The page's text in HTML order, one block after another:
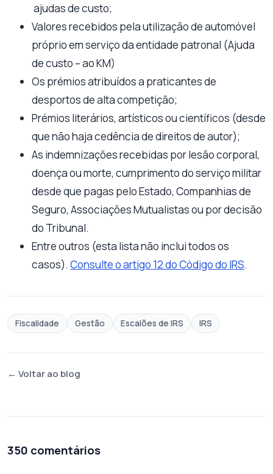
ajudas de custo;
Valores recebidos pela utilização de automóvel
próprio em serviço da entidade patronal (Ajuda
de custo – ao KM)
Os prémios atribuídos a praticantes de
desportos de alta competição;
Prémios literários, artísticos ou científicos (desde
que não haja cedência de direitos de autor);
As indemnizações recebidas por lesão corporal,
doença ou morte, cumprimento do serviço militar
desde que pagas pelo Estado, Companhias de
Seguro, Associações Mutualistas ou por decisão
do Tribunal.
Entre outros (esta lista não inclui todos os
casos). Consulte o artigo 12 do Código do IRS.
Fiscalidade Gestão Escalões de IRS IRS
← Voltar ao blog
350 comentários